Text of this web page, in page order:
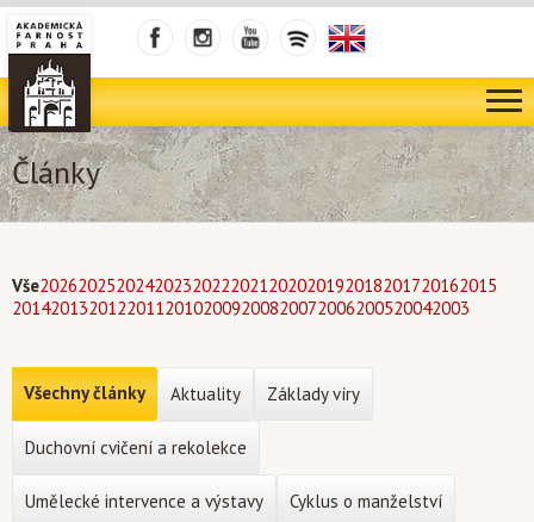
Články
Vše202620252024202320222021202020192018201720162015
201420132012201120102009200820072006200520042003
Všechny články Aktuality Základy víry
Duchovní cvičení a rekolekce
Umělecké intervence a výstavy Cyklus o manželství